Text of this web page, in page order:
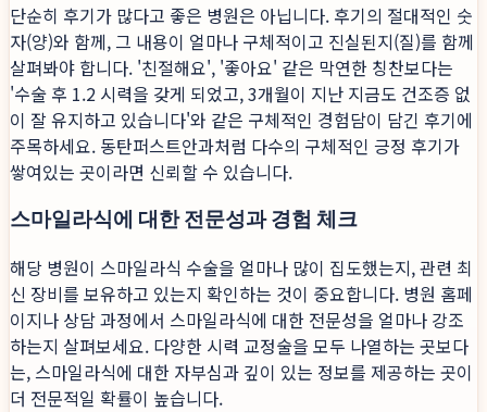
단순히 후기가 많다고 좋은 병원은 아닙니다. 후기의 절대적인 숫
자(양)와 함께, 그 내용이 얼마나 구체적이고 진실된지(질)를 함께
살펴봐야 합니다. '친절해요', '좋아요' 같은 막연한 칭찬보다는
'수술 후 1.2 시력을 갖게 되었고, 3개월이 지난 지금도 건조증 없
이 잘 유지하고 있습니다'와 같은 구체적인 경험담이 담긴 후기에
주목하세요. 동탄퍼스트안과처럼 다수의 구체적인 긍정 후기가
쌓여있는 곳이라면 신뢰할 수 있습니다.
스마일라식에 대한 전문성과 경험 체크
해당 병원이 스마일라식 수술을 얼마나 많이 집도했는지, 관련 최
신 장비를 보유하고 있는지 확인하는 것이 중요합니다. 병원 홈페
이지나 상담 과정에서 스마일라식에 대한 전문성을 얼마나 강조
하는지 살펴보세요. 다양한 시력 교정술을 모두 나열하는 곳보다
는, 스마일라식에 대한 자부심과 깊이 있는 정보를 제공하는 곳이
더 전문적일 확률이 높습니다.